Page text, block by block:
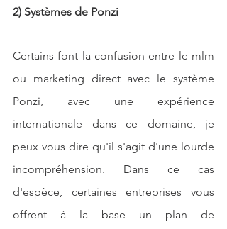
2) Systèmes de Ponzi
Certains font la confusion entre le mlm
ou marketing direct avec le système
Ponzi, avec une expérience
internationale dans ce domaine, je
peux vous dire qu'il s'agit d'une lourde
incompréhension. Dans ce cas
d'espèce, certaines entreprises vous
offrent à la base un plan de